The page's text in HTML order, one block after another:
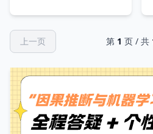
上一页 第 1 页 / 共